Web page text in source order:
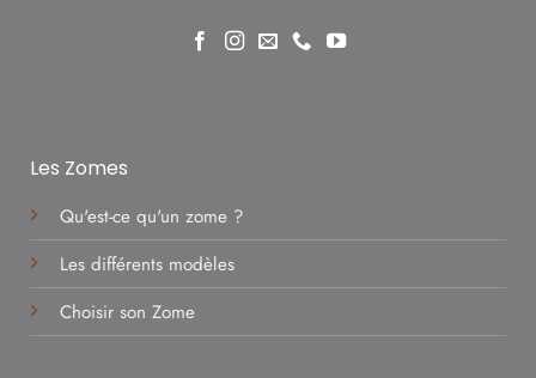
Les Zomes
Qu'est-ce qu'un zome ?
Les différents modèles
Choisir son Zome